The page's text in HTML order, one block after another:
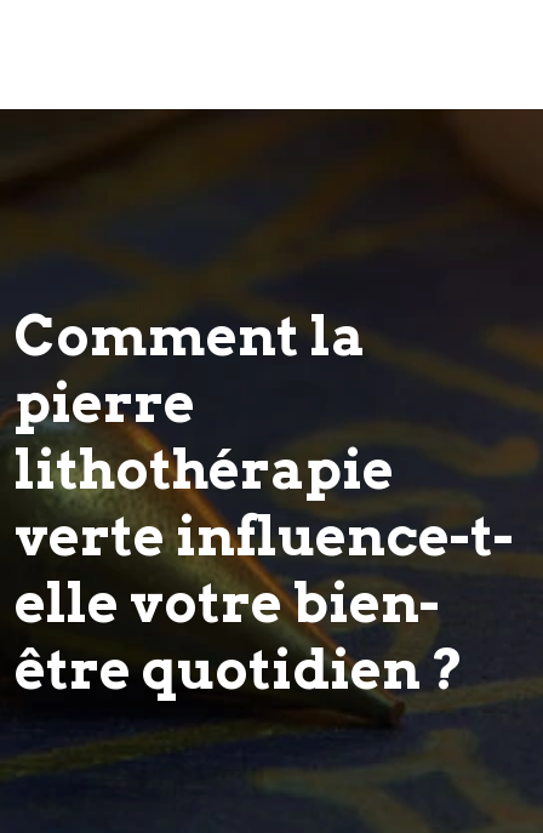
Comment la
pierre
lithothérapie
verte influence-t-
elle votre bien-
être quotidien ?